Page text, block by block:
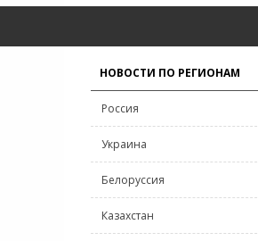
НОВОСТИ ПО РЕГИОНАМ
Россия
Украина
Белоруссия
Казахстан